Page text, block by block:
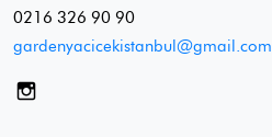
0216 326 90 90
gardenyacicekistanbul@gmail.com